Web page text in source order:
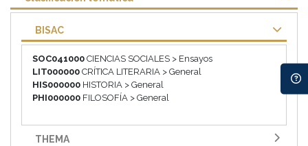
BISAC
SOC041000 CIENCIAS SOCIALES > Ensayos
LIT000000 CRÍTICA LITERARIA > General
HIS000000 HISTORIA > General
PHI000000 FILOSOFÍA > General
THEMA